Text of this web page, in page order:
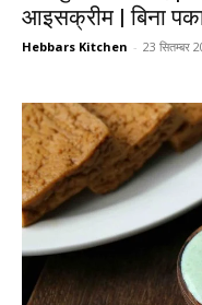
आइसक्रीम | बिना
Hebbars Kitchen - 23 सितम्बर